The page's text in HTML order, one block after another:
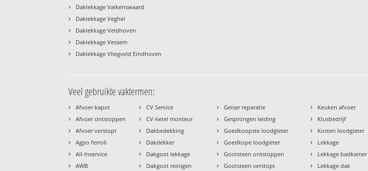
› Daklekkage Valkenswaard
› Daklekkage Veghel
› Daklekkage Veldhoven
› Daklekkage Vessem
› Daklekkage Vliegveld Eindhoven
Veel gebruikte vaktermen:
› Afvoer kapot
› Afvoer ontstoppen
› Afvoer verstopt
› Agpo ferroli
› All-Inservice
› AWB
› CV Service
› CV-ketel monteur
› Dakbedekking
› Dakdekker
› Dakgoot lekkage
› Dakgoot reinigen
› Geiser reparatie
› Gesprongen leiding
› Goedkoopste loodgieter
› Goedkope loodgieter
› Gootsteen ontstoppen
› Gootsteen verstopt
› Keuken afvoer
› Klusbedrijf
› Kosten loodgieter
› Lekkage
› Lekkage badkamer
› Lekkage dak